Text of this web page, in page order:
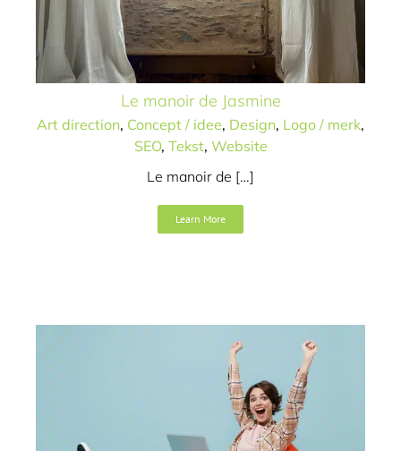
Le manoir de Jasmine
Art direction, Concept / idee, Design, Logo / merk,
SEO, Tekst, Website
Le manoir de […]
Learn More
Introductiecampagne